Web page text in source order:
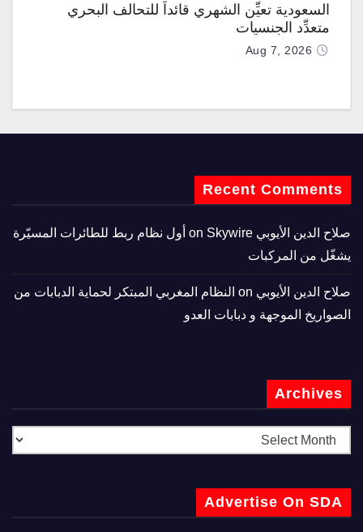
السعودية تعيِّن الشهري قائداً للتحالف البحري
متعدِّد الجنسيات
Aug 7, 2026
Recent Comments
صلاح الدين الأيوبي
Skywire أول نظام ربط للطائرات المسيّرة
يشغّل من المركبات
صلاح الدين الأيوبي
النظام المغربي المبتكر لحماية الدبابات من
الصواريخ الموجهة و دبابات العدو
Archives
Advertise On SDA